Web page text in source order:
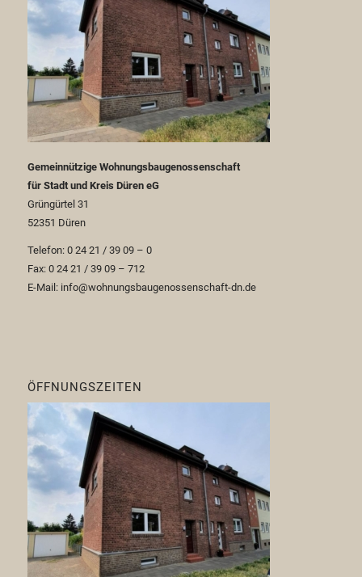
Gemeinnützige Wohnungsbaugenossenschaft
für Stadt und Kreis Düren eG
Grüngürtel 31
52351 Düren
Telefon: 0 24 21 / 39 09 – 0
Fax: 0 24 21 / 39 09 – 712
E-Mail: info@wohnungsbaugenossenschaft-dn.de
ÖFFNUNGSZEITEN